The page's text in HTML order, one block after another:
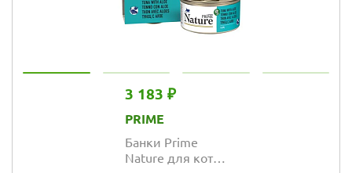
3 183 ₽
PRIME
Банки Prime
Nature для котят